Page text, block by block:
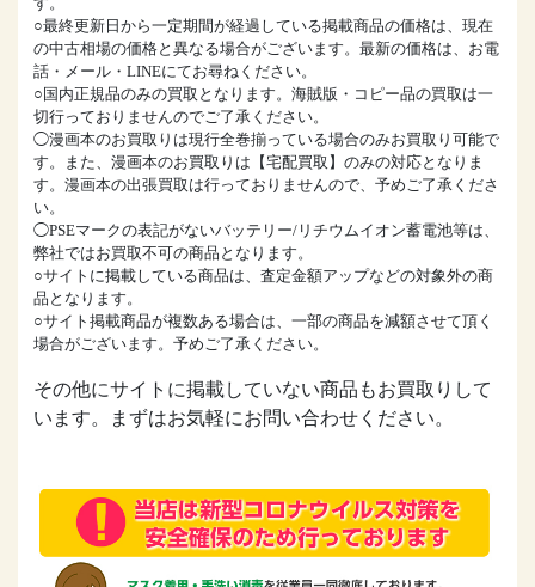
す。
○最終更新日から一定期間が経過している掲載商品の価格は、現在
の中古相場の価格と異なる場合がございます。最新の価格は、お電
話・メール・LINEにてお尋ねください。
○国内正規品のみの買取となります。海賊版・コピー品の買取は一
切行っておりませんのでご了承ください。
◯漫画本のお買取りは現行全巻揃っている場合のみお買取り可能で
す。また、漫画本のお買取りは【宅配買取】のみの対応となりま
す。漫画本の出張買取は行っておりませんので、予めご了承くださ
い。
◯PSEマークの表記がないバッテリー/リチウムイオン蓄電池等は、
弊社ではお買取不可の商品となります。
○サイトに掲載している商品は、査定金額アップなどの対象外の商
品となります。
○サイト掲載商品が複数ある場合は、一部の商品を減額させて頂く
場合がございます。予めご了承ください。
その他にサイトに掲載していない商品もお買取りして
います。まずはお気軽にお問い合わせください。